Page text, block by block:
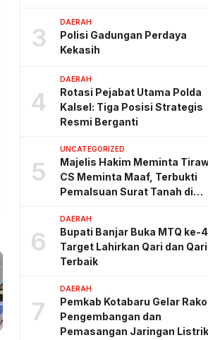
Triliun
3
DAERAH
Polisi Gadungan Perdaya
Kekasih
4
DAERAH
Rotasi Pejabat Utama Polda
Kalsel: Tiga Posisi Strategis
Resmi Berganti
5
UNCATEGORIZED
Majelis Hakim Meminta
CS Meminta Maaf, Terbukti
Pemalsuan Surat Tanah di
6
DAERAH
Bupati Banjar Buka MTQ ke-
Target Lahirkan Qari dan
Terbaik
7
DAERAH
Pemkab Kotabaru Gelar
Pengembangan dan
Pemasangan Jaringan Listrik